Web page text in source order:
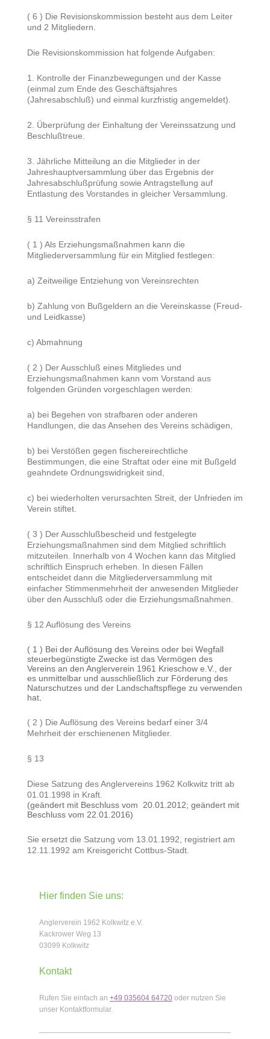
( 6 ) Die Revisionskommission besteht aus dem Leiter
und 2 Mitgliedern.
Die Revisionskommission hat folgende Aufgaben:
1. Kontrolle der Finanzbewegungen und der Kasse
(einmal zum Ende des Geschäftsjahres
(Jahresabschluß) und einmal kurzfristig angemeldet).
2. Überprüfung der Einhaltung der Vereinssatzung und
Beschlußtreue.
3. Jährliche Mitteilung an die Mitglieder in der
Jahreshauptversammlung über das Ergebnis der
Jahresabschlußprüfung sowie Antragstellung auf
Entlastung des Vorstandes in gleicher Versammlung.
§ 11 Vereinsstrafen
( 1 ) Als Erziehungsmaßnahmen kann die
Mitgliederversammlung für ein Mitglied festlegen:
a) Zeitweilige Entziehung von Vereinsrechten
b) Zahlung von Bußgeldern an die Vereinskasse (Freud-
und Leidkasse)
c) Abmahnung
( 2 ) Der Ausschluß eines Mitgliedes und
Erziehungsmaßnahmen kann vom Vorstand aus
folgenden Gründen vorgeschlagen werden:
a) bei Begehen von strafbaren oder anderen
Handlungen, die das Ansehen des Vereins schädigen,
b) bei Verstößen gegen fischereirechtliche
Bestimmungen, die eine Straftat oder eine mit Bußgeld
geahndete Ordnungswidrigkeit sind,
c) bei wiederholten verursachten Streit, der Unfrieden im
Verein stiftet.
( 3 ) Der Ausschlußbescheid und festgelegte
Erziehungsmaßnahmen sind dem Mitglied schriftlich
mitzuteilen. Innerhalb von 4 Wochen kann das Mitglied
schriftlich Einspruch erheben. In diesen Fällen
entscheidet dann die Mitgliederversammlung mit
einfacher Stimmenmehrheit der anwesenden Mitglieder
über den Ausschluß oder die Erziehungsmaßnahmen.
§ 12 Auflösung des Vereins
( 1 ) Bei der Auflösung des Vereins oder bei Wegfall
steuerbegünstigte Zwecke ist das Vermögen des
Vereins an den Anglerverein 1961 Krieschow e.V., der
es unmittelbar und ausschließlich zur Förderung des
Naturschutzes und der Landschaftspflege zu verwenden
hat.
( 2 ) Die Auflösung des Vereins bedarf einer 3/4
Mehrheit der erschienenen Mitglieder.
§ 13
Diese Satzung des Anglervereins 1962 Kolkwitz tritt ab
01.01.1998 in Kraft.
(geändert mit Beschluss vom 20.01.2012; geändert mit
Beschluss vom 22.01.2016)
Sie ersetzt die Satzung vom 13.01.1992, registriert am
12.11.1992 am Kreisgericht Cottbus-Stadt.
Hier finden Sie uns:
Anglerverein 1962 Kolkwitz e.V.
Kackrower Weg 13
03099 Kolkwitz
Kontakt
Rufen Sie einfach an +49 035604 64720 oder nutzen Sie
unser Kontaktformular.